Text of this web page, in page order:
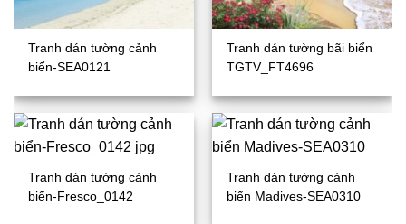
Tranh dán tường cảnh
biển-SEA0121
Tranh dán tường bãi biển
TGTV_FT4696
Tranh dán tường cảnh
biển-Fresco_0142
Tranh dán tường cảnh
biển Madives-SEA0310